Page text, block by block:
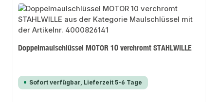
Doppelmaulschlüssel MOTOR 10 verchromt STAHLWILLE
Sofort verfügbar, Lieferzeit 5-6 Tage